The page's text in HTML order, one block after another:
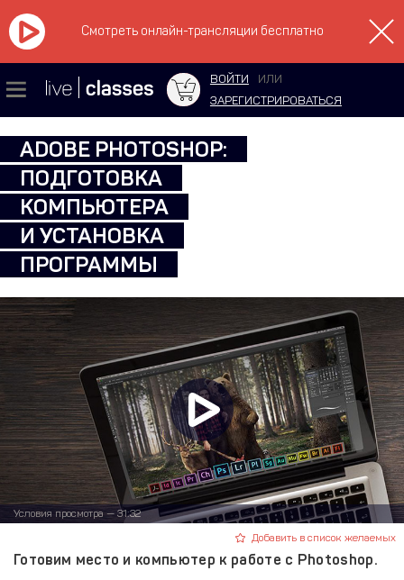
Смотреть онлайн-трансляции бесплатно
ВОЙТИ
ИЛИ
ЗАРЕГИСТРИРОВАТЬСЯ
ADOBE PHOTOSHOP:
ПОДГОТОВКА
КОМПЬЮТЕРА
И УСТАНОВКА
ПРОГРАММЫ
Условия просмотра — 31:32
Добавить в список желаемых
Готовим место и компьютер к работе с Photoshop.